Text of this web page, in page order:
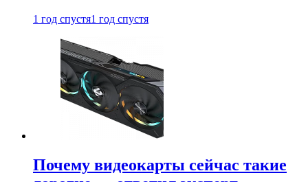
1 год спустя1 год спустя
Почему видеокарты сейчас такие